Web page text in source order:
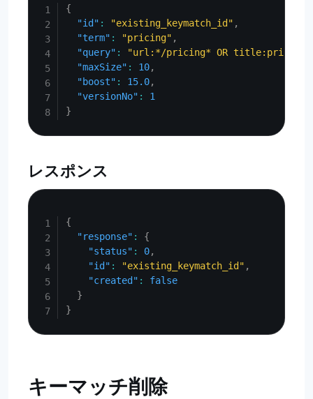
{
"id" : "existing_keymatch_id" ,
"term" : "pricing" ,
"query" :
"url:*/pricing* OR title:pricing
"maxSize" : 10,
"boost" : 15.0,
"versionNo" :
1
}
レスポンス
{
"response" :
{
"status" : 0,
"id" : "existing_keymatch_id" ,
"created" :
false
}
}
キーマッチ削除